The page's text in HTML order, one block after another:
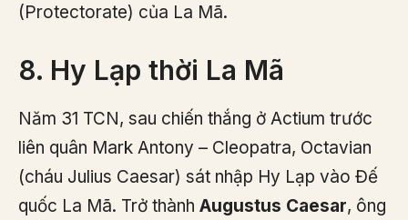
(Protectorate) của La Mã.
8. Hy Lạp thời La Mã
Năm 31 TCN, sau chiến thắng ở Actium trước
liên quân Mark Antony – Cleopatra, Octavian
(cháu Julius Caesar) sát nhập Hy Lạp vào Đế
quốc La Mã. Trở thành Augustus Caesar, ông